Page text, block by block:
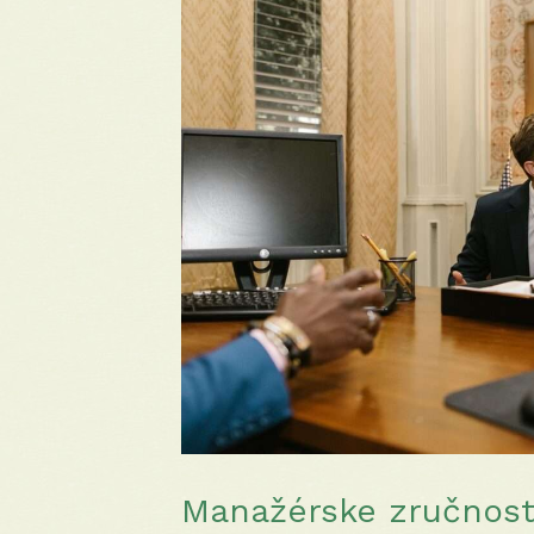
Manažérske